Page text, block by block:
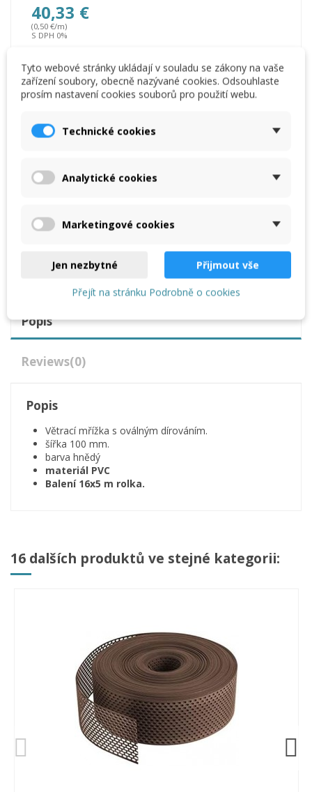
40,33 €
(0,50 €/m)
S DPH 0%
40.33 bez DPH
Přidat do košíku
Popis
Reviews(0)
Popis
Větrací mřížka s oválným dírováním.
šířka 100 mm.
barva hnědý
materiál PVC
Balení 16x5 m rolka.
16 dalších produktů ve stejné kategorii:
Tyto webové stránky ukládají v souladu se zákony na vaše
zařízení soubory, obecně nazývané cookies. Odsouhlaste
prosím nastavení cookies souborů pro použití webu.
Technické cookies
Analytické cookies
Marketingové cookies
Jen nezbytné Přijmout vše
Přejít na stránku Podrobně o cookies